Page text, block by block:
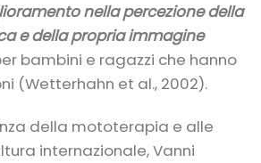
nella percezione della
e della propria immagine
bambini e ragazzi che hanno
(Wetterhahn et al., 2002).
della mototerapia e alle
internazionale, Vanni